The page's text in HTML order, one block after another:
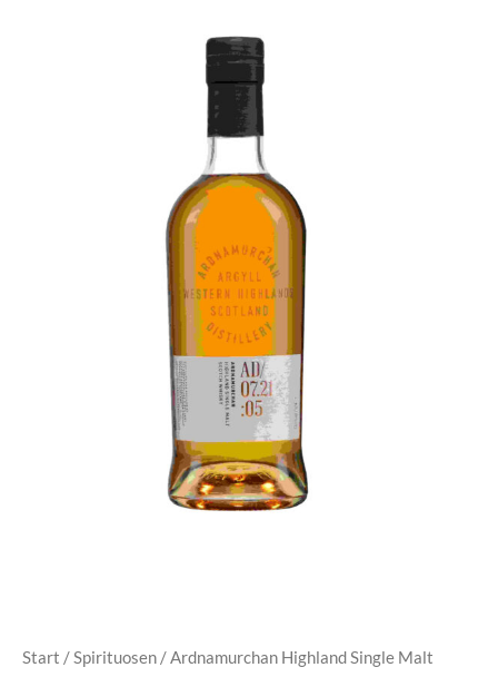
Start /Spirituosen / Ardnamurchan Highland Single Malt